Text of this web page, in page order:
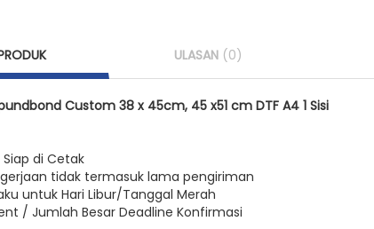
ULASAN (0)
Custom 38 x 45cm, 45 x51 cm DTF A4 1 Sisi
Siap di Cetak
tidak termasuk lama pengiriman
untuk Hari Libur/Tanggal Merah
/ Jumlah Besar Deadline Konfirmasi